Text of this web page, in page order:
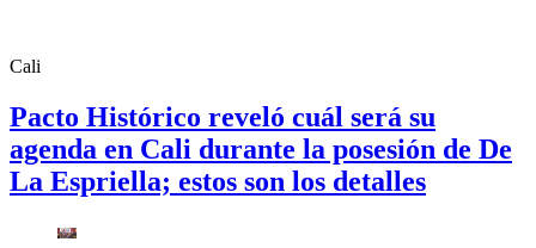
Cali
Pacto Histórico reveló cuál será su
agenda en Cali durante la posesión de De
La Espriella; estos son los detalles